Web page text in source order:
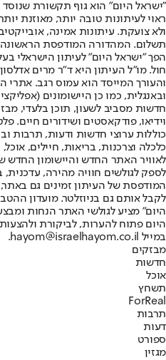
"ישראל היום" הוא גוף תקשורת
ראוי לעיתונות טובה יותר, מאוזנת
ולא צועקת. עיתונות אמינה,
הפך "ישראל היום" לעיתון הישראלי
חול. מו"ל העיתון היא ד"ר מרים
והעורך המייסד הוא עמוס רגב. אתרי
חדשות מסביב לשעון, תוכן בלעדי,
וידיאו, פודקאסטים ושידורים חיים.
כוללות ערוצי חדשות ודעות, תרבות
לאוויר האתר החדש והיישומון
לספק לגולשים חוויה מהירה,
המודפסת של העיתון זמינים גם
לקבל אותם גם בניוזלטר. מועדון
היום" מציע לגולשי האתר הנחות
היום פתוח להערות, לביקורת
במייל hayom@israelhayom.co.il.
מבזקים
חדשות
אוכל
תשחץ
ForReal
תרבות
דעות
ספורט
מגזין